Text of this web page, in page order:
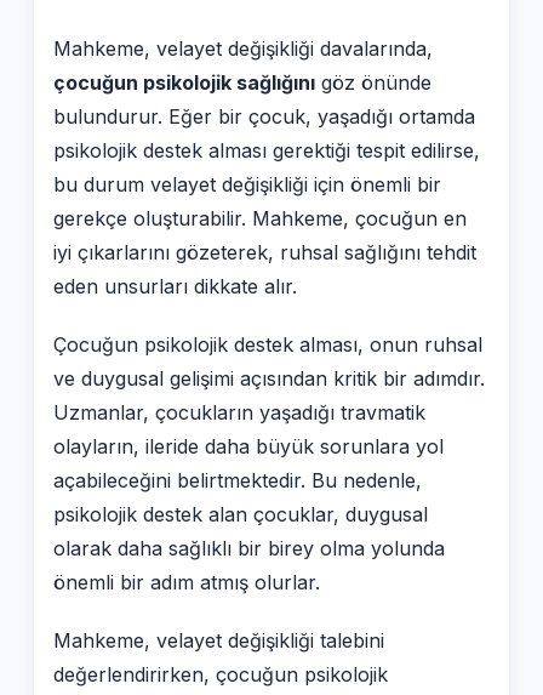
Mahkeme, velayet değişikliği davalarında,
çocuğun psikolojik sağlığını göz önünde
bulundurur. Eğer bir çocuk, yaşadığı ortamda
psikolojik destek alması gerektiği tespit edilirse,
bu durum velayet değişikliği için önemli bir
gerekçe oluşturabilir. Mahkeme, çocuğun en
iyi çıkarlarını gözeterek, ruhsal sağlığını tehdit
eden unsurları dikkate alır.
Çocuğun psikolojik destek alması, onun ruhsal
ve duygusal gelişimi açısından kritik bir adımdır.
Uzmanlar, çocukların yaşadığı travmatik
olayların, ileride daha büyük sorunlara yol
açabileceğini belirtmektedir. Bu nedenle,
psikolojik destek alan çocuklar, duygusal
olarak daha sağlıklı bir birey olma yolunda
önemli bir adım atmış olurlar.
Mahkeme, velayet değişikliği talebini
değerlendirirken, çocuğun psikolojik